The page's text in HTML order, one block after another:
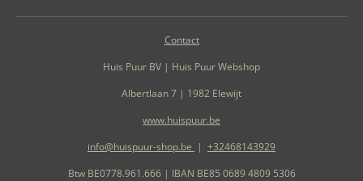
Contact
Huis Puur BV | Huis Puur Webshop
Albertlaan 7 | 1982 Elewijt
www.huispuur.be
info@huispuur-shop.be | +32468143929
Btw BE0778.961.666 | IBAN BE85 0689 4809 5306